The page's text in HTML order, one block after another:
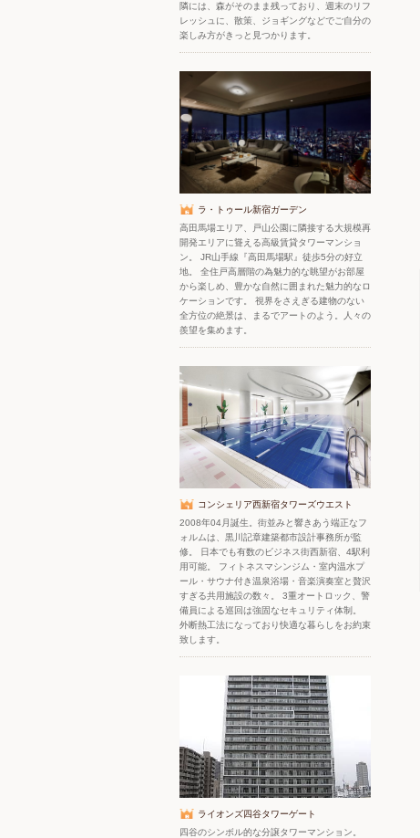
隣には、森がそのまま残っており、週末のリフ
レッシュに、散策、ジョギングなどでご自分の
楽しみ方がきっと見つかります。
ラ・トゥール新宿ガーデン
高田馬場エリア、戸山公園に隣接する大規模再
開発エリアに聳える高級賃貸タワーマンショ
ン。 JR山手線『高田馬場駅』徒歩5分の好立
地。 全住戸高層階の為魅力的な眺望がお部屋
から楽しめ、豊かな自然に囲まれた魅力的なロ
ケーションです。 視界をさえぎる建物のない
全方位の絶景は、まるでアートのよう。人々の
羨望を集めます。
コンシェリア西新宿タワーズウエスト
2008年04月誕生。街並みと響きあう端正なフ
ォルムは、黒川記章建築都市設計事務所が監
修。 日本でも有数のビジネス街西新宿、4駅利
用可能。 フィトネスマシンジム・室内温水プ
ール・サウナ付き温泉浴場・音楽演奏室と贅沢
すぎる共用施設の数々。 3重オートロック、警
備員による巡回は強固なセキュリティ体制。
外断熱工法になっており快適な暮らしをお約束
致します。
ライオンズ四谷タワーゲート
四谷のシンボル的な分譲タワーマンション。